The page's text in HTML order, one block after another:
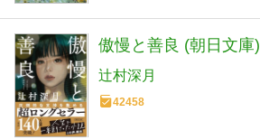
傲慢と善良 (朝日文庫)
辻村深月
42458